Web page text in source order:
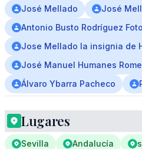
José Mellado
José
Antonio Busto Rodríguez
Jose Mellado la insignia de
José Manuel Humanes
Álvaro Ybarra Pacheco
Lugares
Sevilla Andalucía